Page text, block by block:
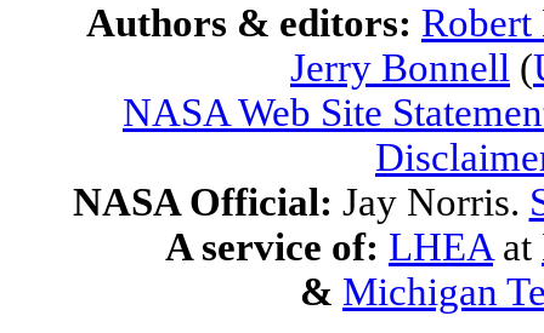
Authors & editors:
Jerry Bonnell (
NASA Web Site
NASA Official: Jay Norris.
A service of: LHEA at
& Michigan